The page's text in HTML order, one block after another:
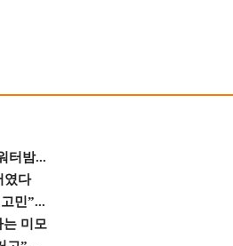
터밤...
였다
민”...
미모